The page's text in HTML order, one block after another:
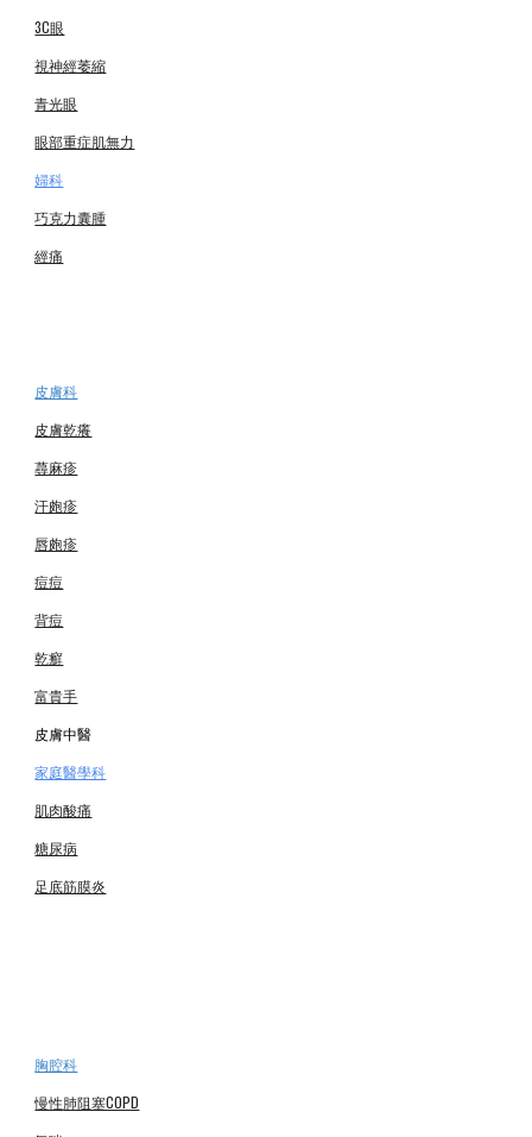
3C眼
視神經萎縮
青光眼
眼部重症肌無力
婦科
巧克力囊腫
經痛
皮膚科
皮膚乾癢
蕁麻疹
汗皰疹
唇皰疹
痘痘
背痘
乾癬
富貴手
皮膚中醫
家庭醫學科
肌肉酸痛
糖尿病
足底筋膜炎
胸腔科
慢性肺阻塞COPD